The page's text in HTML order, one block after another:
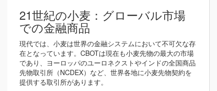
21世紀の小麦：グローバル市場
での金融商品
現代では、小麦は世界の金融システムにおいて不可欠な存
在となっています。CBOTは現在も小麦先物の最大の市場
であり、ヨーロッパのユーロネクストやインドの全国商品
先物取引所（NCDEX）など、世界各地に小麦先物契約を
提供する取引所があります。